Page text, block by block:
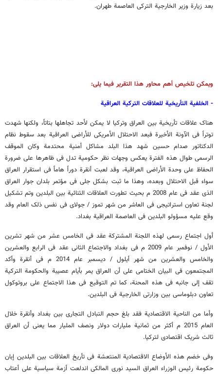
بعد زیارة وزیر الخارجیة الترکی العاصمة طهران.
ویمکن تلخیص أهم محاور هذا التقریر فیما یلی:
- الخلفیة التأریخیة للعلاقات الترکیة العراقیة
هناک علاقات تأریخیة بین العراق وترکیا لا یمکن لأحد تجاهلها بتاتاً، ولکنها شهدت
توتراً فی الآونة الأخیرة فبعد الاحتلال الأمریکی للأراضی العراقیة بعد سقوط نظام
الدکتاتور صدام حسین شهد هذا البلد مشاکل أمنیة محتدمة وکان الموقف
الرسمی طوال هذه الفترة یعکس وجهات نظر حکومیة تدل فی ظاهرها على ضرورة
الحفاظ على وحدة الأراضی العراقیة، وقد لعبت أنقرة دوراً هاماً فی استقرار العراق
سواء قبل الاحتلال وبعده، وهذا ما ثبت بشکل جلی فی مؤتمر بلدان جوار العراق
الذی عقد فی عام 2008 م بحیث تطورت العلاقات الثنائیة بین البلدین وتم تشکیل
لجنة تعاون استراتیجی فی العاشر من شهر تموز / جولای فی نفس ذلک العام وقد
وقع علیه مسؤولو البلدین فی العاصمة العراقیة بغداد.
أول اجتماع رسمی لهذه اللجنة المشترکة عقد فی الخامس عشر من شهر تشرین
الأول / نوفمبر عام 2009 م فی بغداد والاجتماع الثانی عقد فی الرابع والعشرین
والخامس والعشرین من شهر أیلول / دیسمبر عام 2014 م فی أنقرة وأکد
المجتمعون فی البیان الختامی على أن العراق یمر بأیام عصیبة والحکومة الترکیة
تقف إلى جانبه فی هذه المحنة، کما تم التوقیع فی هذا الاجتماع على بروتوکول
تعاون دبلوماسی بین وزارتی الخارجیة فی البلدین.
وأما من الناحیة الاقتصادیة فقد بلغ حجم التبادل التجاری بین بغداد وأنقرة خلال
العام 2015 م أکثر من ثمانیة ملیارات دولار ونصف الملیار مما یعنی أن العراق
ثالث شریک اقتصادی لترکیا.
وفی خضم هذه الأوضاع الاقتصادیة المنتعشة فی تأریخ العلاقات بین البلدین إبان
حکومة رئیس الوزراء العراق السید نوری المالکی اندلعت أزمة سیاسیة على أعتاب